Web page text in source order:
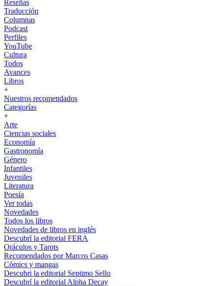
Reseñas
Traducción
Columnas
Podcast
Perfiles
YouTube
Cultura
Todos
Avances
Libros
+
Nuestros recomendados
Categorías
+
Arte
Ciencias sociales
Economía
Gastronomía
Género
Infantiles
Juveniles
Literatura
Poesía
Ver todas
Novedades
Todos los libros
Novedades de libros en inglés
Descubrí la editorial FERA
Oráculos y Tarots
Recomendados por Marcos Casas
Cómics y mangas
Descubri la editorial Septimo Sello
Descubrí la editorial Alpha Decay